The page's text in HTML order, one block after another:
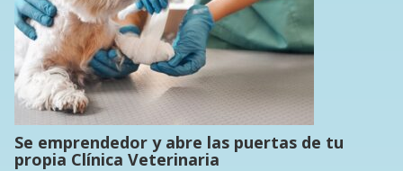
Se emprendedor y abre las puertas de tu
propia Clínica Veterinaria